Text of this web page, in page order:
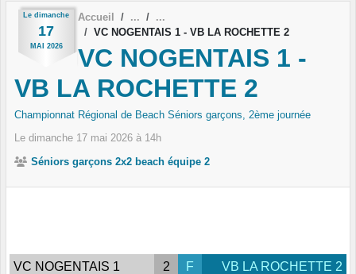
Le dimanche
17
MAI 2026
Accueil
VC NOGENTAIS 1 - VB LA ROCHETTE 2
VC NOGENTAIS 1 -
VB LA ROCHETTE 2
Championnat Régional de Beach Séniors garçons, 2ème journée
Le dimanche 17 mai 2026 à 14h
Séniors garçons 2x2 beach équipe 2
VC NOGENTAIS 1 2 F
VB LA ROCHETTE 2